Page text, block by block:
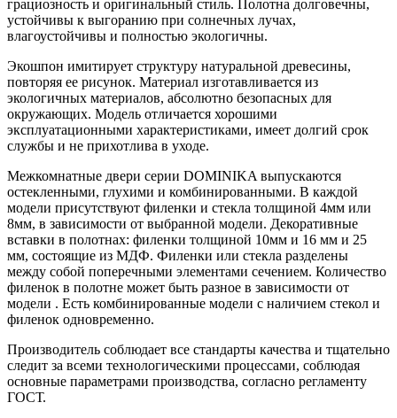
грациозность и оригинальный стиль. Полотна долговечны,
устойчивы к выгоранию при солнечных лучах,
влагоустойчивы и полностью экологичны.
Экошпон имитирует структуру натуральной древесины,
повторяя ее рисунок. Материал изготавливается из
экологичных материалов, абсолютно безопасных для
окружающих. Модель отличается хорошими
эксплуатационными характеристиками, имеет долгий срок
службы и не прихотлива в уходе.
Межкомнатные двери серии DOMINIKA выпускаются
остекленными, глухими и комбинированными. В каждой
модели присутствуют филенки и стекла толщиной 4мм или
8мм, в зависимости от выбранной модели. Декоративные
вставки в полотнах: филенки толщиной 10мм и 16 мм и 25
мм, состоящие из МДФ. Филенки или стекла разделены
между собой поперечными элементами сечением. Количество
филенок в полотне может быть разное в зависимости от
модели . Есть комбинированные модели с наличием стекол и
филенок одновременно.
Производитель соблюдает все стандарты качества и тщательно
следит за всеми технологическими процессами, соблюдая
основные параметрами производства, согласно регламенту
ГОСТ.